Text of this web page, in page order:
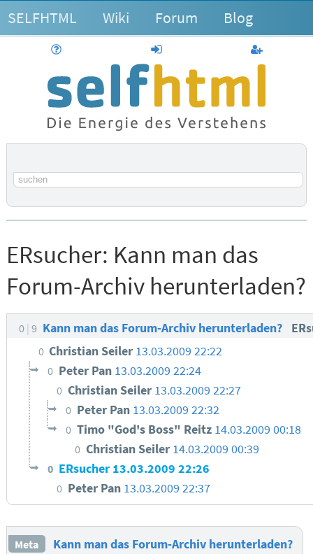
SELFHTML Wiki Forum Blog
anmelden
Suchbegriff
ERsucher: Kann man das
Forum-Archiv herunterladen?
0 9 Kann man das Forum-Archiv herunterladen?
0 Christian Seiler 13.03.2009 22:22
0 Peter Pan 13.03.2009 22:24
0 Christian Seiler 13.03.2009 22:27
0 Peter Pan 13.03.2009 22:32
0 Timo "God's Boss" Reitz 14.03.2009 00:18
0 Christian Seiler 14.03.2009 00:39
0 ERsucher 13.03.2009 22:26
0 Peter Pan 13.03.2009 22:37
Meta
Kann man das Forum-Archiv herunterladen?